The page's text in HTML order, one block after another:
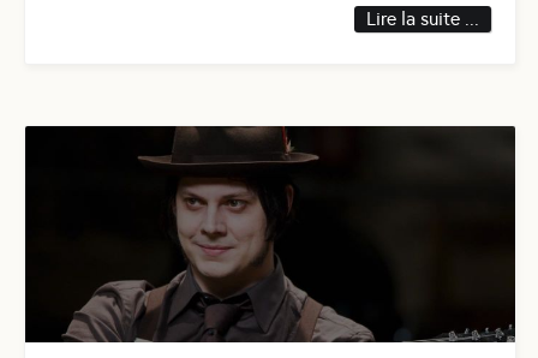
Lire la suite ...